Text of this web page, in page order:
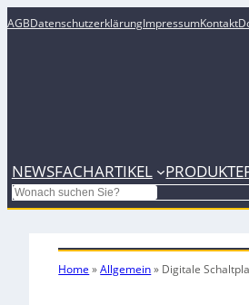
AGBDatenschutzerklärungImpressumKontakt
NEWSFACHARTIKEL PRODUKTE
Search
Home »Allgemein» Digitale